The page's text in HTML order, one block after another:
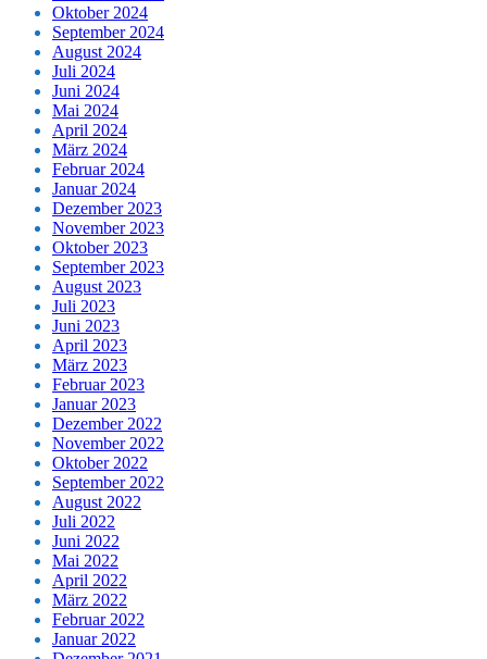
Oktober 2024
September 2024
August 2024
Juli 2024
Juni 2024
Mai 2024
April 2024
März 2024
Februar 2024
Januar 2024
Dezember 2023
November 2023
Oktober 2023
September 2023
August 2023
Juli 2023
Juni 2023
April 2023
März 2023
Februar 2023
Januar 2023
Dezember 2022
November 2022
Oktober 2022
September 2022
August 2022
Juli 2022
Juni 2022
Mai 2022
April 2022
März 2022
Februar 2022
Januar 2022